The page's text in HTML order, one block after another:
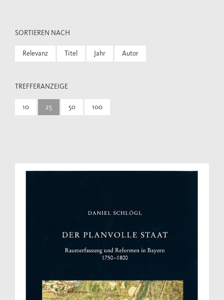
SORTIEREN NACH
Relevanz Titel Jahr Autor
TREFFERANZEIGE
10 25 50 100